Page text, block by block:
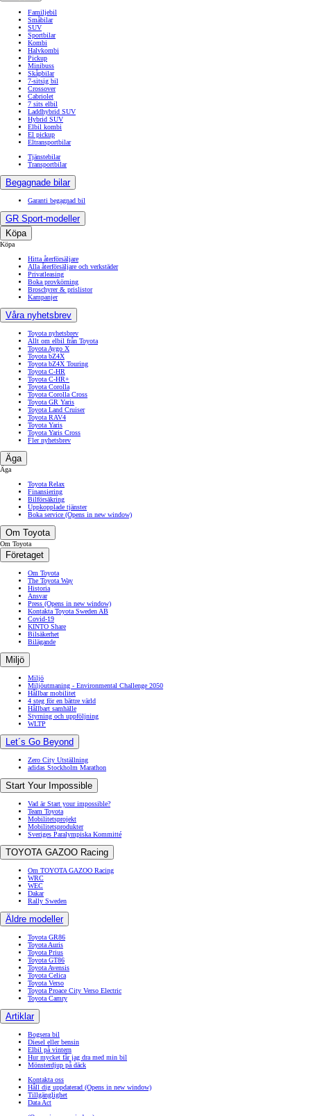
Familjebil
Småbilar
SUV
Sportbilar
Kombi
Halvkombi
Pickup
Minibuss
Skåpbilar
7-sitsig bil
Crossover
Cabriolet
7 sits elbil
Laddhybrid SUV
Hybrid SUV
Elbil kombi
El pickup
Eltransportbilar
Tjänstebilar
Transportbilar
Begagnade bilar
Garanti begagnad bil
GR Sport-modeller
Köpa
Köpa
Hitta återförsäljare
Alla återförsäljare och verkstäder
Privatleasing
Boka provkörning
Broschyrer & prislistor
Kampanjer
Våra nyhetsbrev
Toyota nyhetsbrev
Allt om elbil från Toyota
Toyota Aygo X
Toyota bZ4X
Toyota bZ4X Touring
Toyota C-HR
Toyota C-HR+
Toyota Corolla
Toyota Corolla Cross
Toyota GR Yaris
Toyota Land Cruiser
Toyota RAV4
Toyota Yaris
Toyota Yaris Cross
Fler nyhetsbrev
Äga
Äga
Toyota Relax
Finansiering
Bilförsäkring
Uppkopplade tjänster
Boka service (Opens in new window)
Om Toyota
Om Toyota
Företaget
Om Toyota
The Toyota Way
Historia
Ansvar
Press (Opens in new window)
Kontakta Toyota Sweden AB
Covid-19
KINTO Share
Bilsäkerhet
Bilägande
Miljö
Miljö
Miljöutmaning - Environmental Challenge 2050
Hållbar mobilitet
4 steg för en bättre värld
Hållbart samhälle
Styrning och uppföljning
WLTP
Let´s Go Beyond
Zero City Utställning
adidas Stockholm Marathon
Start Your Impossible
Vad är Start your impossible?
Team Toyota
Mobilitetsprojekt
Mobilitetsprodukter
Sveriges Paralympiska Kommitté
TOYOTA GAZOO Racing
Om TOYOTA GAZOO Racing
WRC
WEC
Dakar
Rally Sweden
Äldre modeller
Toyota GR86
Toyota Auris
Toyota Prius
Toyota GT86
Toyota Avensis
Toyota Celica
Toyota Verso
Toyota Proace City Verso Electric
Toyota Camry
Artiklar
Bogsera bil
Diesel eller bensin
Elbil på vintern
Hur mycket får jag dra med min bil
Mönsterdjup på däck
Kontakta oss
Håll dig uppdaterad (Opens in new window)
Tillgänglighet
Data Act